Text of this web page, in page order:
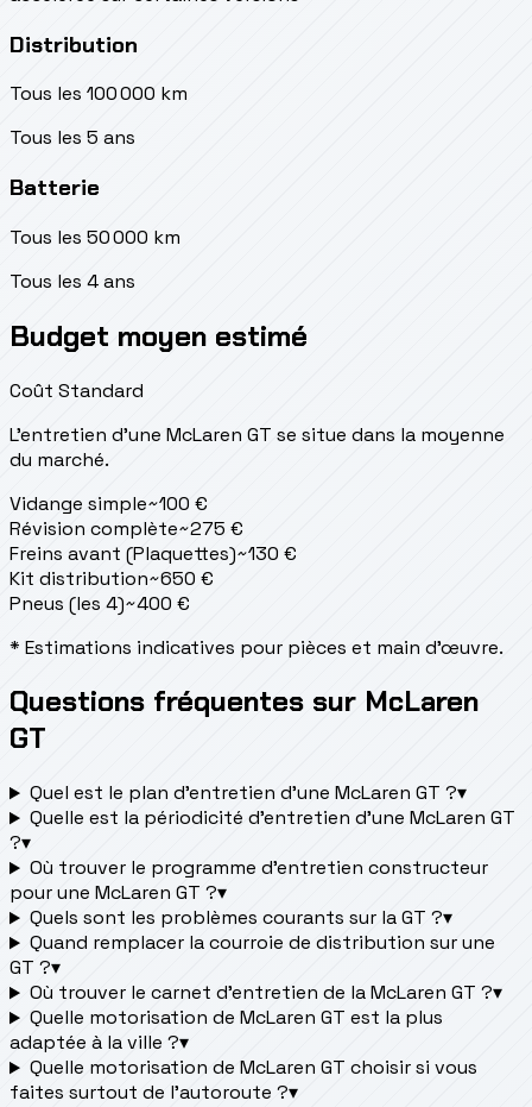
Distribution
Tous les 100 000 km
Tous les 5 ans
Batterie
Tous les 50 000 km
Tous les 4 ans
Budget moyen estimé
Coût Standard
L'entretien d'une McLaren GT se situe dans la moyenne
du marché.
Vidange simple~100 €
Révision complète~275 €
Freins avant (Plaquettes)~130 €
Kit distribution~650 €
Pneus (les 4)~400 €
* Estimations indicatives pour pièces et main d'œuvre.
Questions fréquentes sur McLaren
GT
Quel est le plan d’entretien d’une McLaren GT ?▾
Quelle est la périodicité d’entretien d’une McLaren GT
?▾
Où trouver le programme d’entretien constructeur
pour une McLaren GT ?▾
Quels sont les problèmes courants sur la GT ?▾
Quand remplacer la courroie de distribution sur une
GT ?▾
Où trouver le carnet d'entretien de la McLaren GT ?▾
Quelle motorisation de McLaren GT est la plus
adaptée à la ville ?▾
Quelle motorisation de McLaren GT choisir si vous
faites surtout de l'autoroute ?▾